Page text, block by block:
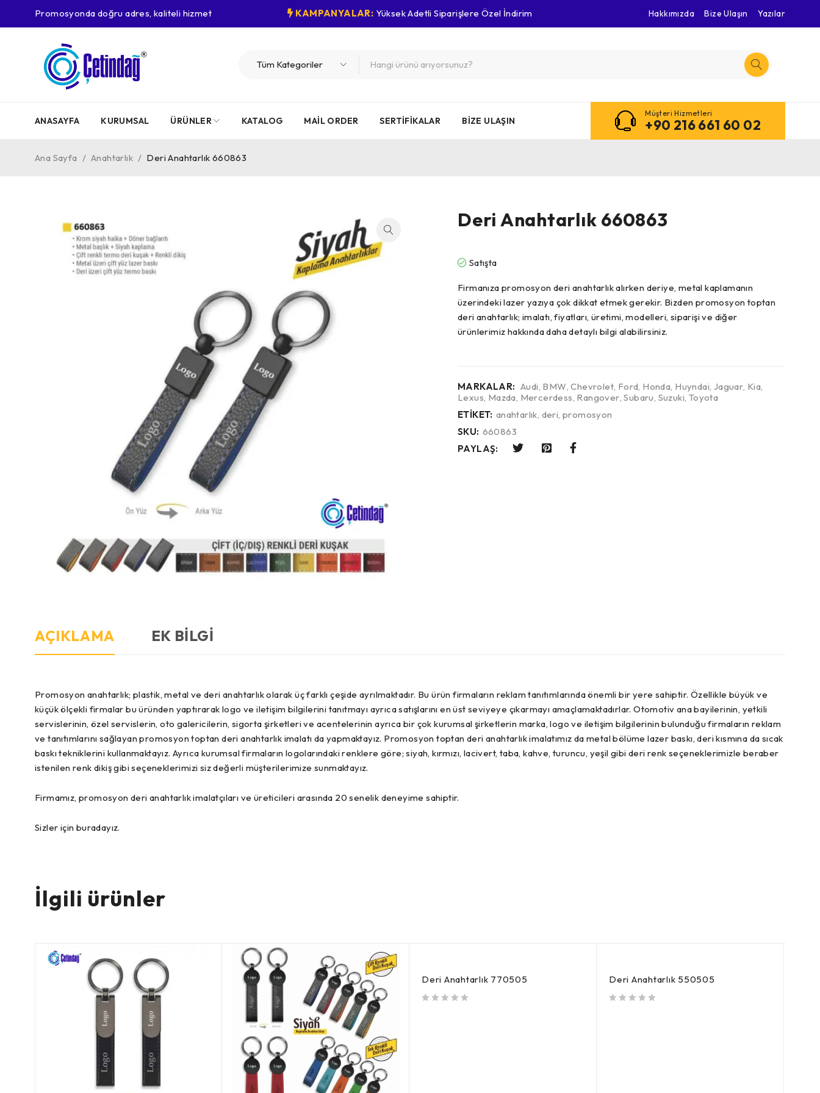
Promosyonda doğru adres, kaliteli hizmet KAMPANYALAR: Yüksek Adetli Siparişlere Özel İndirim Hakkımızda Bize Ulaşın Yazılar
ANASAYFA KURUMSAL ÜRÜNLER KATALOG MAIL ORDER SERTIFIKALAR BIZE ULAŞIN
Müşteri Hizmetleri
+90 216 661 60 02
Ana Sayfa / Anahtarlık / Deri Anahtarlık 660863
Deri Anahtarlık 660863
Satışta
Firmanıza promosyon deri anahtarlık alırken deriye, metal kaplamanın
üzerindeki lazer yazıya çok dikkat etmek gerekir. Bizden promosyon toptan
deri anahtarlık; imalatı, fiyatları, üretimi, modelleri, siparişi ve diğer
ürünlerimiz hakkında daha detaylı bilgi alabilirsiniz.
MARKALAR: Audi, BMW,Chevrolet, Ford, Honda, Huyndai, Jaguar, Kia,
Lexus, Mazda, Mercerdess, Rangover,Subaru, Suzuki, Toyota
ETIKET: anahtarlık, deri,promosyon
SKU: 660863
PAYLAŞ:
AÇIKLAMA EK BILGI
Promosyon anahtarlık; plastik, metal ve deri anahtarlık olarak üç farklı çeşide ayrılmaktadır. Bu ürün firmaların reklam tanıtımlarında önemli bir yere sahiptir. Özellikle büyük ve
küçük ölçekli firmalar bu üründen yaptırarak logo ve iletişim bilgilerini tanıtmayı ayrıca satışlarını en üst seviyeye çıkarmayı amaçlamaktadırlar. Otomotiv ana bayilerinin, yetkili
servislerinin, özel servislerin, oto galericilerin, sigorta şirketleri ve acentelerinin ayrıca bir çok kurumsal şirketlerin marka, logo ve iletişim bilgilerinin bulunduğu firmaların reklam
ve tanıtımlarını sağlayan promosyon toptan deri anahtarlık imalatı da yapmaktayız. Promosyon toptan deri anahtarlık imalatımız da metal bölüme lazer baskı, deri kısmına da sıcak
baskı tekniklerini kullanmaktayız. Ayrıca kurumsal firmaların logolarındaki renklere göre; siyah, kırmızı, lacivert, taba, kahve, turuncu, yeşil gibi deri renk seçeneklerimizle beraber
istenilen renk dikiş gibi seçeneklerimizi siz değerli müşterilerimize sunmaktayız.
Firmamız, promosyon deri anahtarlık imalatçıları ve üreticileri arasında 20 senelik deneyime sahiptir.
Sizler için buradayız.
İlgili ürünler
Deri Anahtarlık 770505 Deri Anahtarlık 550505